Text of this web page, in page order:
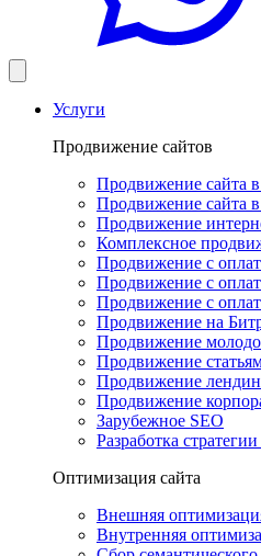
Услуги
Продвижение сайтов
Продвижение сайта
Продвижение сайта
Продвижение
Комплексное
Продвижение с
Продвижение с
Продвижение с
Продвижение на
Продвижение
Продвижение
Продвижение
Продвижение
Зарубежное SEO
Разработка
Оптимизация сайта
Внешняя
Внутренняя